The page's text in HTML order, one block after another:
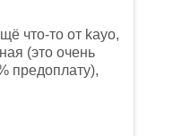
что-то от kayo,
(это очень
предоплату),
всё